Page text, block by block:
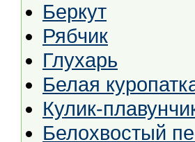
Беркут
Рябчик
Глухарь
Белая
Кулик-
Белохвостый